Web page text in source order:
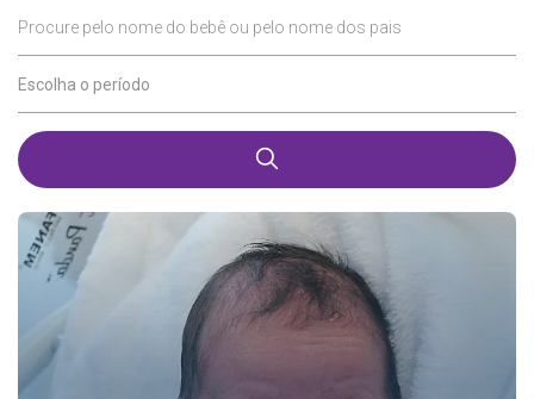
Procure pelo nome do bebê ou pelo nome dos pais
Escolha o período